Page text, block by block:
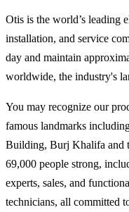
Otis is the world’s leading
installation, and service
day and maintain
worldwide, the industry's
You may recognize our
famous landmarks
Building, Burj Khalifa and
69,000 people strong,
experts, sales, and
technicians, all committed